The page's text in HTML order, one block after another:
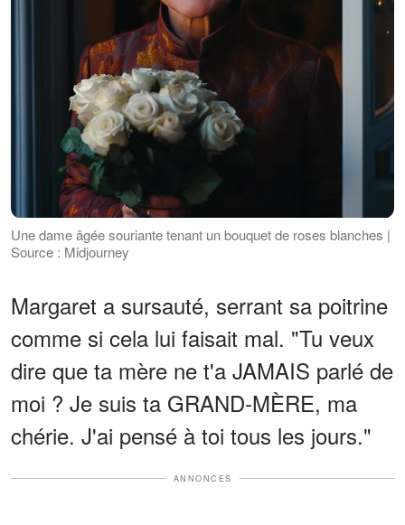
Une dame âgée souriante tenant un bouquet de roses blanches |
Source : Midjourney
Margaret a sursauté, serrant sa poitrine
comme si cela lui faisait mal. "Tu veux
dire que ta mère ne t'a JAMAIS parlé de
moi ? Je suis ta GRAND-MÈRE, ma
chérie. J'ai pensé à toi tous les jours."
ANNONCES